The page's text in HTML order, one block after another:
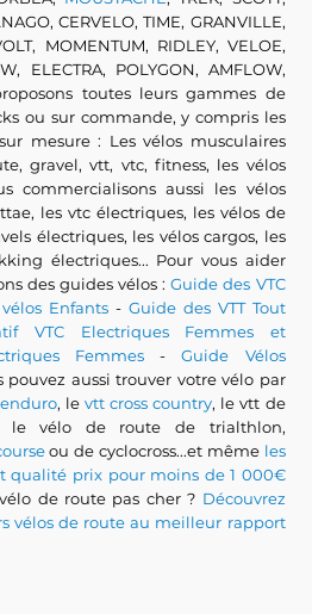
CERVELO, TIME, GRANVILLE,
MOMENTUM, RIDLEY, VELOE,
ELECTRA, POLYGON, AMFLOW,
toutes leurs gammes de
ou sur commande, y compris les
mesure : Les vélos musculaires
gravel, vtt, vtc, fitness, les vélos
commercialisons aussi les vélos
les vtc électriques, les vélos de
électriques, les vélos cargos, les
électriques... Pour vous aider
des guides vélos :Guide des VTC
Enfants - Guide des VTT Tout
VTC Electriques Femmes et
Femmes -Guide Vélos
pouvez aussi trouver votre vélo par
, levtt cross country, le vtt de
vélo de route de trialthlon,
ou de cyclocross...et même les
qualité prix pour moins de 1 000€
de route pas cher ? Découvrez
vélos de route au meilleur rapport